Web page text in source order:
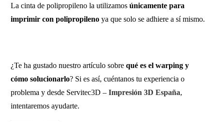
La cinta de polipropileno la utilizamosúnicamente para
imprimir con polipropileno ya que solo se adhiere a sí mismo.
¿Te ha gustado nuestro artículo sobrequé es el warping y
cómo solucionarlo? Si es así, cuéntanos tu experiencia o
problema y desde Servitec3D –Impresión 3D España,
intentaremos ayudarte.